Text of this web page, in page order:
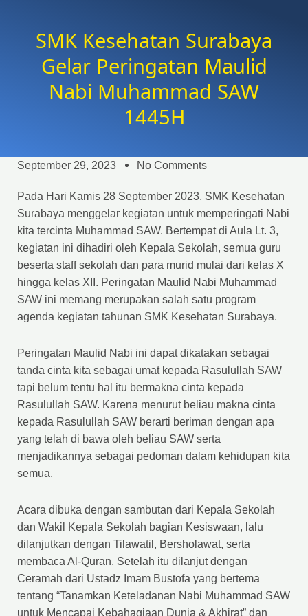
SMK Kesehatan Surabaya
Gelar Peringatan Maulid
Nabi Muhammad SAW
1445H
September 29, 2023 No Comments
Pada Hari Kamis 28 September 2023, SMK Kesehatan
Surabaya menggelar kegiatan untuk memperingati Nabi
kita tercinta Muhammad SAW. Bertempat di Aula Lt. 3,
kegiatan ini dihadiri oleh Kepala Sekolah, semua guru
beserta staff sekolah dan para murid mulai dari kelas X
hingga kelas XII. Peringatan Maulid Nabi Muhammad
SAW ini memang merupakan salah satu program
agenda kegiatan tahunan SMK Kesehatan Surabaya.
Peringatan Maulid Nabi ini dapat dikatakan sebagai
tanda cinta kita sebagai umat kepada Rasulullah SAW
tapi belum tentu hal itu bermakna cinta kepada
Rasulullah SAW. Karena menurut beliau makna cinta
kepada Rasulullah SAW berarti beriman dengan apa
yang telah di bawa oleh beliau SAW serta
menjadikannya sebagai pedoman dalam kehidupan kita
semua.
Acara dibuka dengan sambutan dari Kepala Sekolah
dan Wakil Kepala Sekolah bagian Kesiswaan, lalu
dilanjutkan dengan Tilawatil, Bersholawat, serta
membaca Al-Quran. Setelah itu dilanjut dengan
Ceramah dari Ustadz Imam Bustofa yang bertema
tentang “Tanamkan Keteladanan Nabi Muhammad SAW
untuk Mencapai Kebahagiaan Dunia & Akhirat” dan